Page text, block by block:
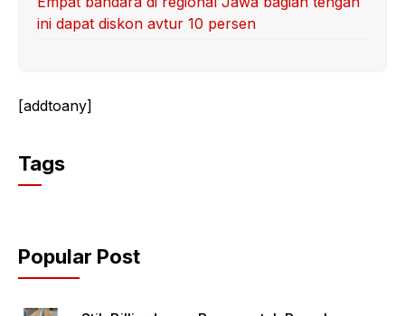
ini dapat diskon avtur 10 persen
[addtoany]
Tags
Popular Post